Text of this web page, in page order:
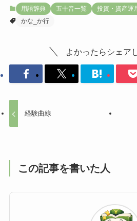
用語辞典 五十音一覧 投資・資産運
かな_か行
よかったらシェア
経験曲線
この記事を書いた人